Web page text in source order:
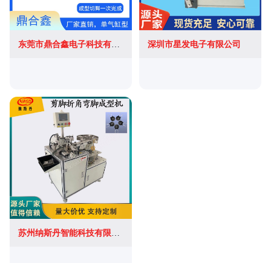
东莞市鼎合鑫电子科技有限公司 深圳市星发电子有限公司